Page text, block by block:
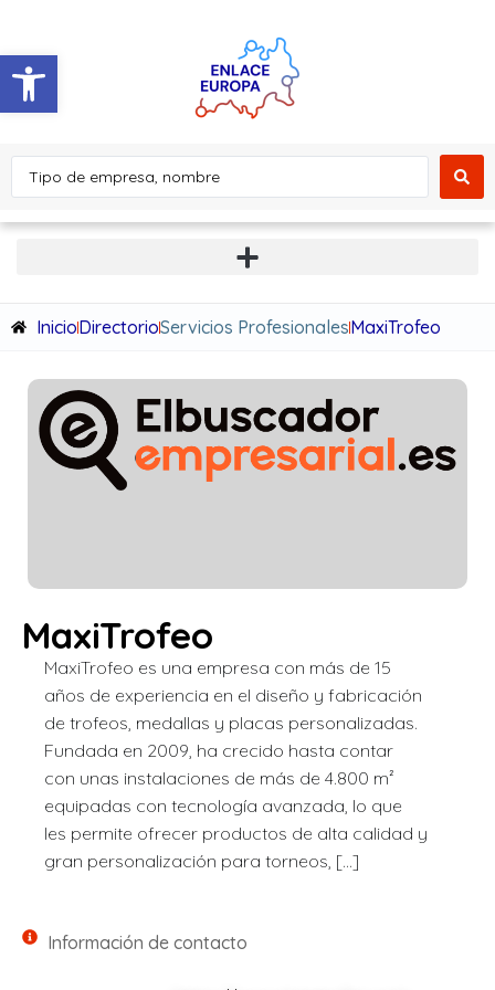
Abrir barra de herramientas
InicioDirectorioServicios ProfesionalesMaxiTrofeo
MaxiTrofeo
MaxiTrofeo es una empresa con más de 15
años de experiencia en el diseño y fabricación
de trofeos, medallas y placas personalizadas.
Fundada en 2009, ha crecido hasta contar
con unas instalaciones de más de 4.800 m²
equipadas con tecnología avanzada, lo que
les permite ofrecer productos de alta calidad y
gran personalización para torneos, […]
Información de contacto